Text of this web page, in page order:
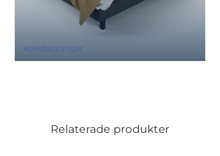
Komfortsängar
Relaterade produkter